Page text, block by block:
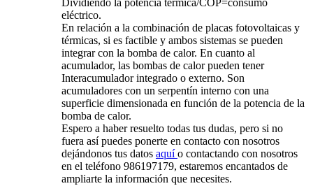
Dividiendo la potencia térmica/COP=consumo
eléctrico.
En relación a la combinación de placas fotovoltaicas y
térmicas, si es factible y ambos sistemas se pueden
integrar con la bomba de calor. En cuanto al
acumulador, las bombas de calor pueden tener
Interacumulador integrado o externo. Son
acumuladores con un serpentín interno con una
superficie dimensionada en función de la potencia de la
bomba de calor.
Espero a haber resuelto todas tus dudas, pero si no
fuera así puedes ponerte en contacto con nosotros
dejándonos tus datos aquío contactando con nosotros
en el teléfono 986197179, estaremos encantados de
ampliarte la información que necesites.